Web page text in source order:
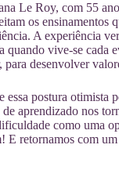
Le Roy, com 55
os ensinamentos
A experiência
vive-se cada
para desenvolver
essa postura otimista
aprendizado nos
como uma
E retornamos com